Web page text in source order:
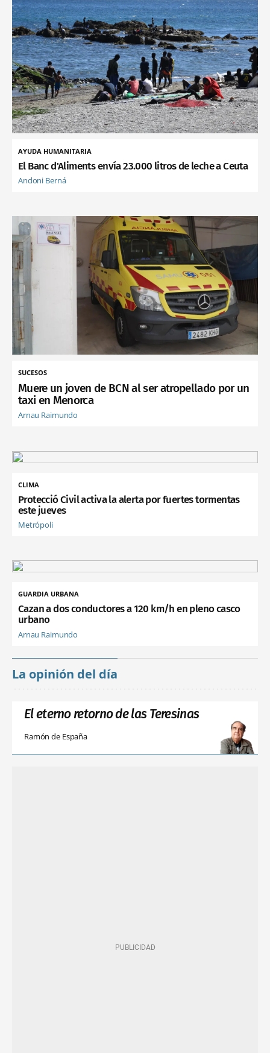
AYUDA HUMANITARIA
El Banc d'Aliments envía 23.000 litros de leche a Ceuta
Andoni Berná
SUCESOS
Muere un joven de BCN al ser atropellado por un
taxi en Menorca
Arnau Raimundo
CLIMA
Protecció Civil activa la alerta por fuertes tormentas
este jueves
Metrópoli
GUARDIA URBANA
Cazan a dos conductores a 120 km/h en pleno casco
urbano
Arnau Raimundo
La opinión del día
El eterno retorno de las Teresinas
Ramón de España